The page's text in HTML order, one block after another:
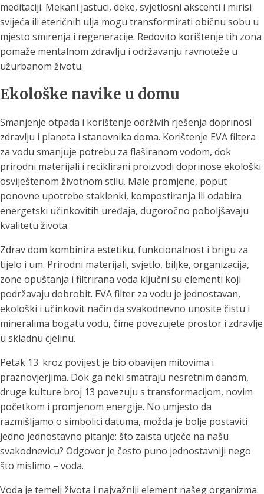
meditaciji. Mekani jastuci, deke, svjetlosni akscenti i mirisi
svijeća ili eteričnih ulja mogu transformirati običnu sobu u
mjesto smirenja i regeneracije. Redovito korištenje tih zona
pomaže mentalnom zdravlju i održavanju ravnoteže u
užurbanom životu.
Ekološke navike u domu
Smanjenje otpada i korištenje održivih rješenja doprinosi
zdravlju i planeta i stanovnika doma. Korištenje EVA filtera
za vodu smanjuje potrebu za flaširanom vodom, dok
prirodni materijali i reciklirani proizvodi doprinose ekološki
osviještenom životnom stilu. Male promjene, poput
ponovne upotrebe staklenki, kompostiranja ili odabira
energetski učinkovitih uređaja, dugoročno poboljšavaju
kvalitetu života.
Zdrav dom kombinira estetiku, funkcionalnost i brigu za
tijelo i um. Prirodni materijali, svjetlo, biljke, organizacija,
zone opuštanja i filtrirana voda ključni su elementi koji
podržavaju dobrobit. EVA filter za vodu je jednostavan,
ekološki i učinkovit način da svakodnevno unosite čistu i
mineralima bogatu vodu, čime povezujete prostor i zdravlje
u skladnu cjelinu.
Petak 13. kroz povijest je bio obavijen mitovima i
praznovjerjima. Dok ga neki smatraju nesretnim danom,
druge kulture broj 13 povezuju s transformacijom, novim
početkom i promjenom energije. No umjesto da
razmišljamo o simbolici datuma, možda je bolje postaviti
jedno jednostavno pitanje: što zaista utječe na našu
svakodnevicu? Odgovor je često puno jednostavniji nego
što mislimo – voda.
Voda je temelj života i najvažniji element našeg organizma.